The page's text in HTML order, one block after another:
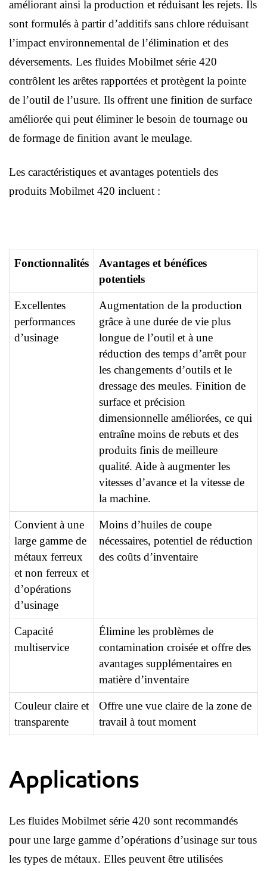
améliorant ainsi la production et réduisant les rejets. Ils
sont formulés à partir d’additifs sans chlore réduisant
l’impact environnemental de l’élimination et des
déversements. Les fluides Mobilmet série 420
contrôlent les arêtes rapportées et protègent la pointe
de l’outil de l’usure. Ils offrent une finition de surface
améliorée qui peut éliminer le besoin de tournage ou
de formage de finition avant le meulage.
Les caractéristiques et avantages potentiels des
produits Mobilmet 420 incluent :
Fonctionnalités
Avantages et bénéfices
potentiels
Excellentes
performances
d’usinage
Augmentation de la production
grâce à une durée de vie plus
longue de l’outil et à une
réduction des temps d’arrêt pour
les changements d’outils et le
dressage des meules. Finition de
surface et précision
dimensionnelle améliorées, ce qui
entraîne moins de rebuts et des
produits finis de meilleure
qualité. Aide à augmenter les
vitesses d’avance et la vitesse de
la machine.
Convient à une
large gamme de
métaux ferreux
et non ferreux et
d’opérations
d’usinage
Moins d’huiles de coupe
nécessaires, potentiel de réduction
des coûts d’inventaire
Capacité
multiservice
Élimine les problèmes de
contamination croisée et offre des
avantages supplémentaires en
matière d’inventaire
Couleur claire et
transparente
Offre une vue claire de la zone de
travail à tout moment
Applications
Les fluides Mobilmet série 420 sont recommandés
pour une large gamme d’opérations d’usinage sur tous
les types de métaux. Elles peuvent être utilisées